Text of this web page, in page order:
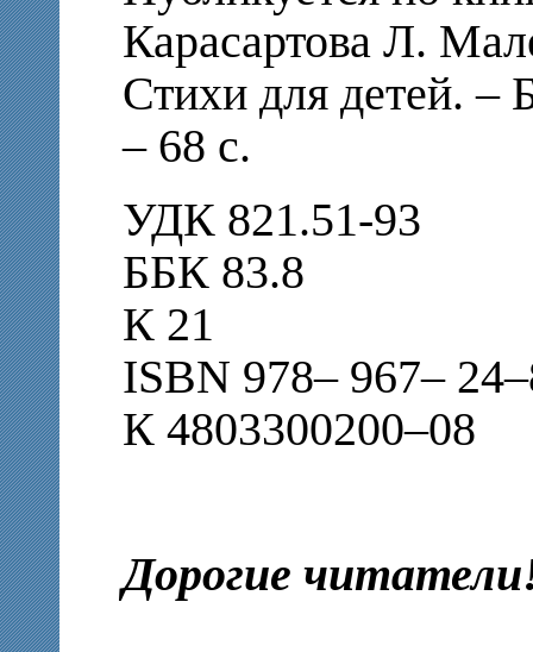
Карасартова Л.
Стихи для детей. –
– 68 с.
УДК 821.51-93
ББК 83.8
К 21
ISBN 978– 967–
К 4803300200–08
Дорогие